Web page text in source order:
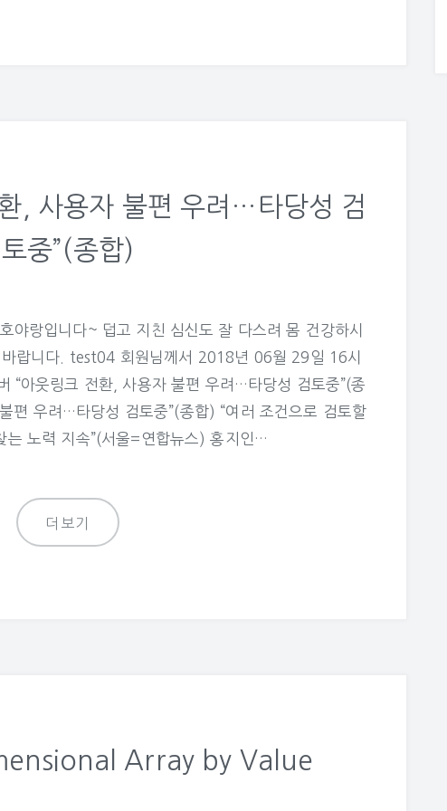
, 사용자 불편 우려…타당성 검
토중”(종합)
야랑입니다~ 덥고 지친 심신도 잘 다스려 몸 건강하시
랍니다. test04 회원님께서 2018년 06월 29일 16시
“아웃링크 전환, 사용자 불편 우려…타당성 검토중”(종
편 우려…타당성 검토중”(종합) “여러 조건으로 검토할
는 노력 지속”(서울=연합뉴스) 홍지인…
더보기
Array by Value